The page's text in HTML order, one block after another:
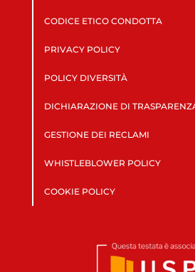
CODICE ETICO CONDOTTA
PRIVACY POLICY
POLICY DIVERSITÀ
DICHIARAZIONE DI
GESTIONE DEI RECLAMI
WHISTLEBLOWER POLICY
COOKIE POLICY